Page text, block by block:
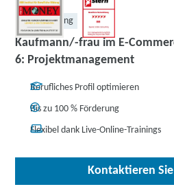
Weiterbildung
Kaufmann/-frau im E-
6: Projektmanagement
Berufliches Profil optimieren
Bis zu 100 % Förderung
Flexibel dank Live-Online-Trainings
Kontaktieren